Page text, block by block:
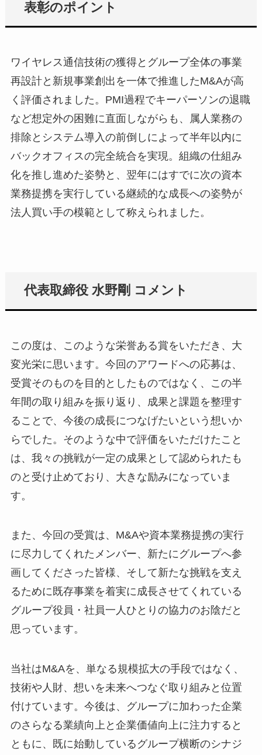
表彰のポイント
ワイヤレス通信技術の獲得とグループ全体の事業
再設計と新規事業創出を一体で推進したM&Aが高
く評価されました。PMI過程でキーパーソンの退職
など想定外の困難に直面しながらも、属人業務の
排除とシステム導入の前倒しによって半年以内に
バックオフィスの完全統合を実現。組織の仕組み
化を推し進めた姿勢と、翌年にはすでに次の資本
業務提携を実行している継続的な成長への姿勢が
法人買い手の模範として称えられました。
代表取締役 水野剛 コメント
この度は、このような栄誉ある賞をいただき、大
変光栄に思います。今回のアワードへの応募は、
受賞そのものを目的としたものではなく、この半
年間の取り組みを振り返り、成果と課題を整理す
ることで、今後の成長につなげたいという想いか
らでした。そのような中で評価をいただけたこと
は、我々の挑戦が一定の成果として認められたも
のと受け止めており、大きな励みになっていま
す。
また、今回の受賞は、M&Aや資本業務提携の実行
に尽力してくれたメンバー、新たにグループへ参
画してくださった皆様、そして新たな挑戦を支え
るために既存事業を着実に成長させてくれている
グループ役員・社員一人ひとりの協力のお陰だと
思っています。
当社はM&Aを、単なる規模拡大の手段ではなく、
技術や人財、想いを未来へつなぐ取り組みと位置
付けています。今後は、グループに加わった企業
のさらなる業績向上と企業価値向上に注力すると
ともに、既に始動しているグループ横断のシナジ